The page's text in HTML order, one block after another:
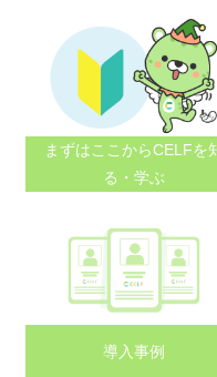
まずはここからCELFを
る・学ぶ
導入事例